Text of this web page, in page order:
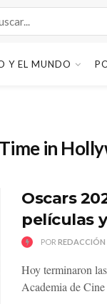
Y EL MUNDO
in
Oscars
películas
POR REDACCIÓN
Hoy terminaron
Academia de